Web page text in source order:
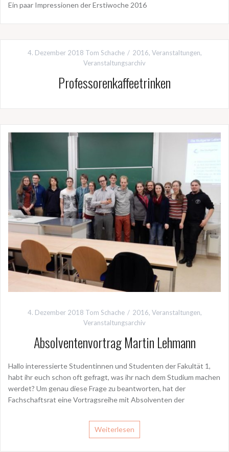
Ein paar Impressionen der Erstiwoche 2016
4. Dezember 2018 Tom Schache 2016, Veranstaltungen,
Veranstaltungsarchiv
Professorenkaffeetrinken
4. Dezember 2018 Tom Schache 2016, Veranstaltungen,
Veranstaltungsarchiv
Absolventenvortrag Martin Lehmann
Hallo interessierte Studentinnen und Studenten der Fakultät 1,
habt ihr euch schon oft gefragt, was ihr nach dem Studium machen
werdet? Um genau diese Frage zu beantworten, hat der
Fachschaftsrat eine Vortragsreihe mit Absolventen der
Weiterlesen